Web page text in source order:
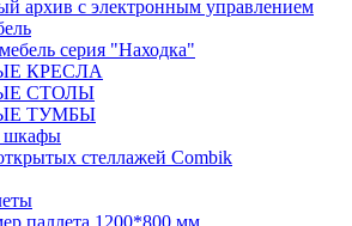
архив с электронным управлением
серия "Находка"
КРЕСЛА
СТОЛЫ
ТУМБЫ
шкафы
стеллажей Combik
паллета 1200*800 мм